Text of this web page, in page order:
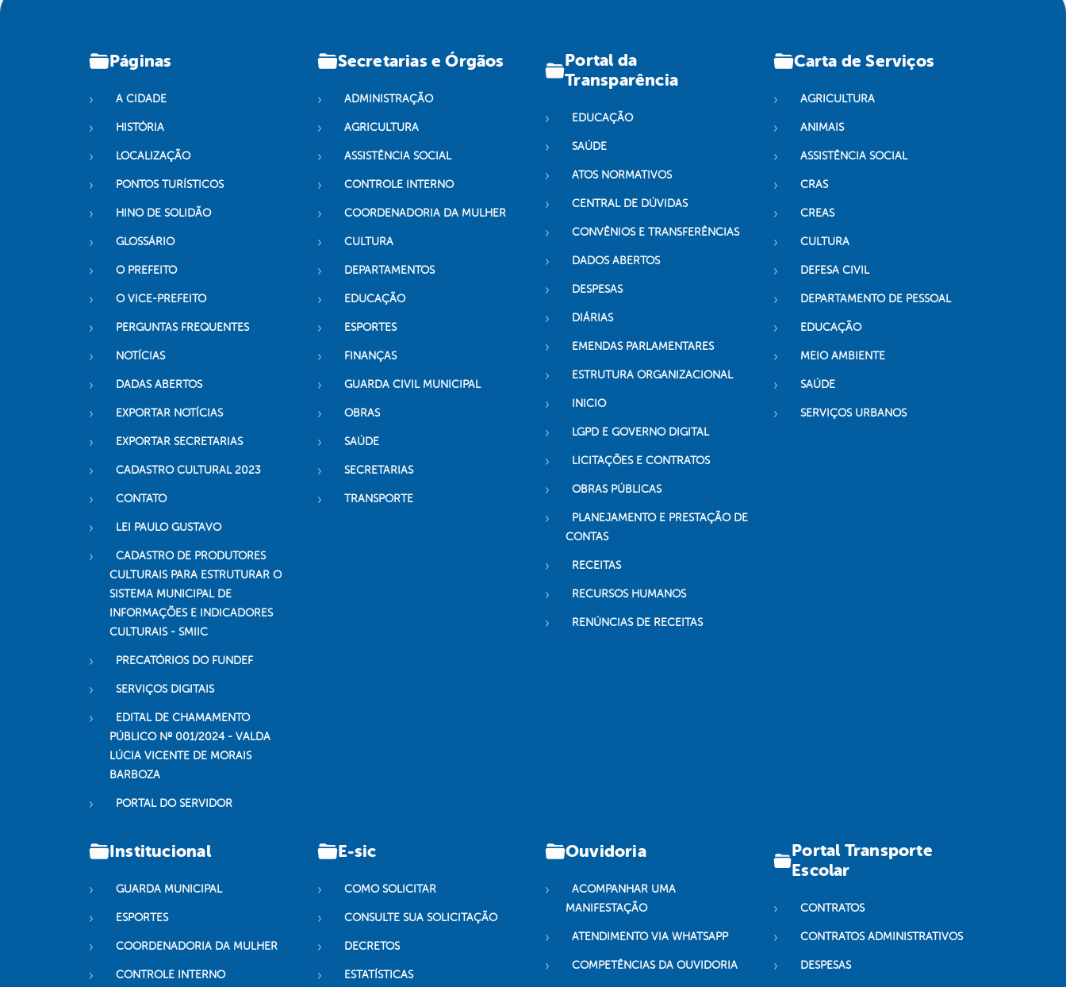
Páginas
A CIDADE
HISTÓRIA
LOCALIZAÇÃO
PONTOS TURÍSTICOS
HINO DE SOLIDÃO
GLOSSÁRIO
O PREFEITO
O VICE-PREFEITO
PERGUNTAS FREQUENTES
NOTÍCIAS
DADAS ABERTOS
EXPORTAR NOTÍCIAS
EXPORTAR SECRETARIAS
CADASTRO CULTURAL 2023
CONTATO
LEI PAULO GUSTAVO
CADASTRO DE PRODUTORES
CULTURAIS PARA ESTRUTURAR O
SISTEMA MUNICIPAL DE
INFORMAÇÕES E INDICADORES
CULTURAIS - SMIIC
PRECATÓRIOS DO FUNDEF
SERVIÇOS DIGITAIS
EDITAL DE CHAMAMENTO
PÚBLICO Nº 001/2024 - VALDA
LÚCIA VICENTE DE MORAIS
BARBOZA
PORTAL DO SERVIDOR
Secretarias e Órgãos
ADMINISTRAÇÃO
AGRICULTURA
ASSISTÊNCIA SOCIAL
CONTROLE INTERNO
COORDENADORIA DA MULHER
CULTURA
DEPARTAMENTOS
EDUCAÇÃO
ESPORTES
FINANÇAS
GUARDA CIVIL MUNICIPAL
OBRAS
SAÚDE
SECRETARIAS
TRANSPORTE
Portal da
Transparência
EDUCAÇÃO
SAÚDE
ATOS NORMATIVOS
CENTRAL DE DÚVIDAS
CONVÊNIOS E TRANSFERÊNCIAS
DADOS ABERTOS
DESPESAS
DIÁRIAS
EMENDAS PARLAMENTARES
ESTRUTURA ORGANIZACIONAL
INICIO
LGPD E GOVERNO DIGITAL
LICITAÇÕES E CONTRATOS
OBRAS PÚBLICAS
PLANEJAMENTO E PRESTAÇÃO DE
CONTAS
RECEITAS
RECURSOS HUMANOS
RENÚNCIAS DE RECEITAS
Carta de Serviços
AGRICULTURA
ANIMAIS
ASSISTÊNCIA SOCIAL
CRAS
CREAS
CULTURA
DEFESA CIVIL
DEPARTAMENTO DE PESSOAL
EDUCAÇÃO
MEIO AMBIENTE
SAÚDE
SERVIÇOS URBANOS
Institucional
GUARDA MUNICIPAL
ESPORTES
COORDENADORIA DA MULHER
CONTROLE INTERNO
E-sic
COMO SOLICITAR
CONSULTE SUA SOLICITAÇÃO
DECRETOS
ESTATÍSTICAS
Ouvidoria
ACOMPANHAR UMA
MANIFESTAÇÃO
ATENDIMENTO VIA WHATSAPP
COMPETÊNCIAS DA OUVIDORIA
Portal Transporte
Escolar
CONTRATOS
CONTRATOS ADMINISTRATIVOS
DESPESAS